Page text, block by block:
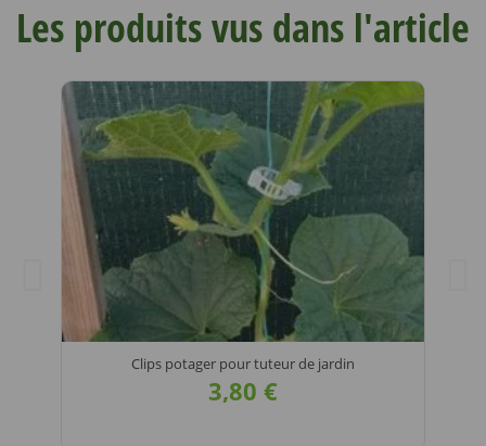
Les produits vus dans l'article
Clips potager pour tuteur de jardin
3,80 €